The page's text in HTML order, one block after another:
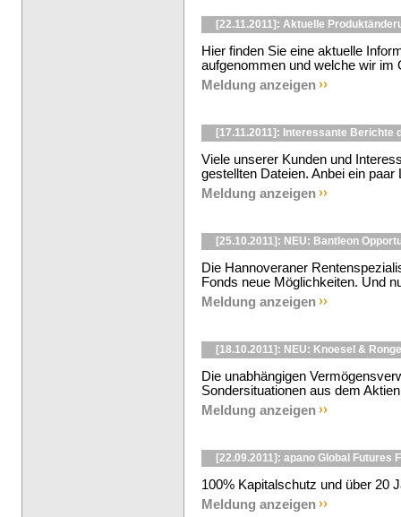
[22.11.2011]: Aktuelle
Hier finden Sie eine aktuelle
aufgenommen und welche wir im
Meldung anzeigen
[17.11.2011]: Interessante Berichte
Viele unserer Kunden und
gestellten Dateien. Anbei ein
Meldung anzeigen
[25.10.2011]: NEU: Bantleon
Die Hannoveraner
Fonds neue Möglichkeiten. Und
Meldung anzeigen
[18.10.2011]: NEU: Knoesel & Ronge
Die unabhängigen
Sondersituationen aus dem
Meldung anzeigen
[22.09.2011]: apano Global Futures
100% Kapitalschutz und über 20
Meldung anzeigen